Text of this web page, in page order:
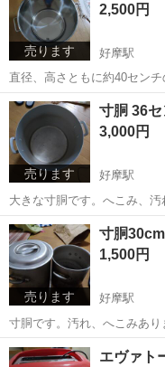
売ります
2,500円
好摩駅
直径、高さともに約40セン
ますが、全体的には綺麗です
岩手 盛岡市 好摩駅
売ります
寸胴 36セ
3,000円
好摩駅
大きな寸胴です。へこみ、汚
さは約35センチ、直径は36
岩手 盛岡市 好摩駅
売ります
寸胴
1,500円
好摩駅
寸胴です。汚れ、へこみあり
30cmのみ蓋ありますが、歪
汚れと底面の歪みが大きいで
岩手 盛岡市 好摩駅
エヴァト